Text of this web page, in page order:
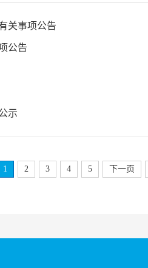
关事项公告
公告
示
1 2 3 4 5 下一页